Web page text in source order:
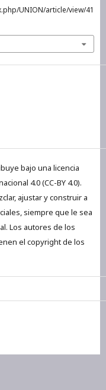
UNION/article/view/41
bajo una licencia
4.0 (CC-BY 4.0).
ajustar y construir a
siempre que le sea
Los autores de los
el copyright de los